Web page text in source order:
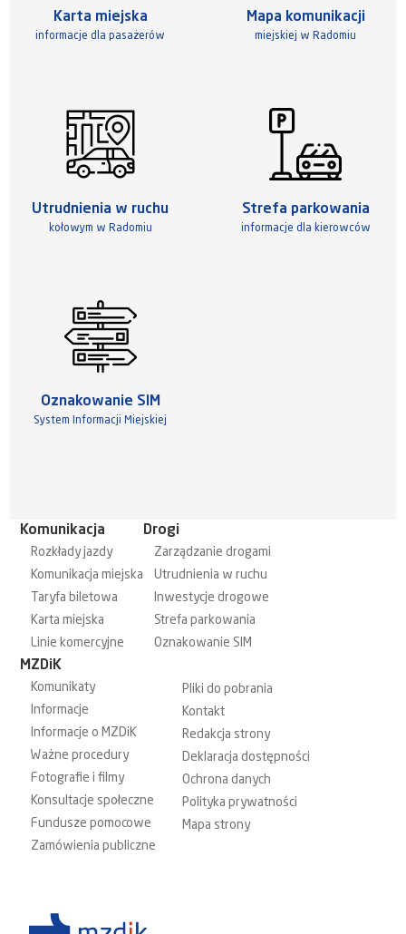
Karta miejska
informacje dla pasażerów
Mapa komunikacji
miejskiej w Radomiu
Utrudnienia w ruchu
kołowym w Radomiu
Strefa parkowania
informacje dla kierowców
Oznakowanie SIM
System Informacji Miejskiej
Komunikacja
Rozkłady jazdy
Komunikacja miejska
Taryfa biletowa
Karta miejska
Linie komercyjne
Drogi
Zarządzanie drogami
Utrudnienia w ruchu
Inwestycje drogowe
Strefa parkowania
Oznakowanie SIM
MZDiK
Komunikaty
Informacje
Informacje o MZDiK
Ważne procedury
Fotografie i filmy
Konsultacje społeczne
Fundusze pomocowe
Zamówienia publiczne
Pliki do pobrania
Kontakt
Redakcja strony
Deklaracja dostępności
Ochrona danych
Polityka prywatności
Mapa strony